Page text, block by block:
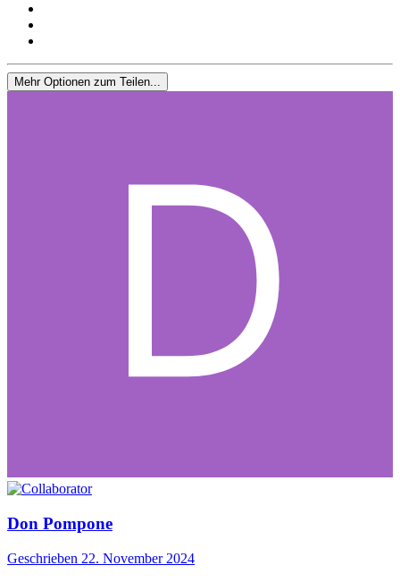
Mehr Optionen zum Teilen...
Don Pompone
Geschrieben 22. November 2024